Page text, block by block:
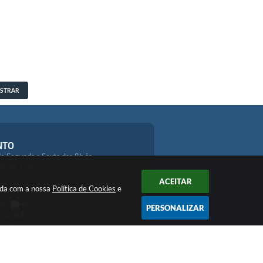
com a nossa Política de Cookies e
ACEITAR
PERSONALIZAR
Segunda a Sexta das 8h às